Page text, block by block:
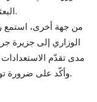
البعثات الدبلوماسية والقنصلية التونسية في ليبيا.
من جهة أخرى، استمع
وأكّد على ضرورة توفير أفضل الظروف لحسن تنظيم هذا الحدث.